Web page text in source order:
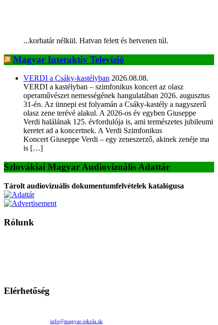
...korhatár nélkül. Hatvan felett és hetvenen túl.
Magyar Interaktív Televízió
VERDI a Csáky-kastélyban 2026.08.08.
VERDI a kastélyban – szimfonikus koncert az olasz
operaművészet nemességének hangulatában 2026. augusztus
31-én. Az ünnepi est folyamán a Csáky-kastély a nagyszerű
olasz zene terévé alakul. A 2026-os év egyben Giuseppe
Verdi halálának 125. évfordulója is, ami természetes jubileumi
keretet ad a koncertnek. A Verdi Szimfonikus
Koncert Giuseppe Verdi – egy zeneszerző, akinek zenéje ma
is […]
Szlovákiai Magyar Audiovizuális Adattár
Tárolt audiovizuális dokumentumfelvételek katalógusa
Rólunk
Elérhetőség
info@magyar-iskola.sk